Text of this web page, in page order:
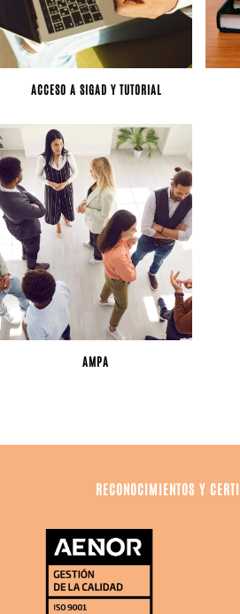
ACCESO A SIGAD Y TUTORIAL
AMPA
RECONOCIMIENTOS Y